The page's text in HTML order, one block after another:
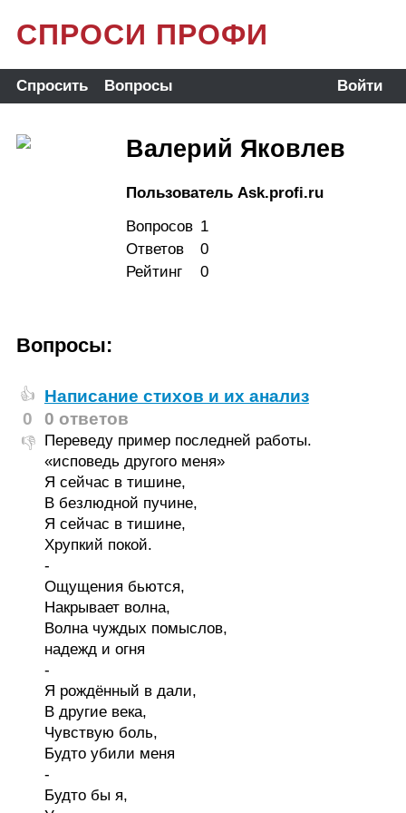
СПРОСИ ПРОФИ
Спросить Вопросы Войти
Валерий Яковлев
Пользователь Ask.profi.ru
Вопросов 1
Ответов
0
Рейтинг
0
Вопросы:
👍
0
👎
Написание стихов и их анализ
0 ответов
Переведу пример последней работы.
«исповедь другого меня»
Я сейчас в тишине,
В безлюдной пучине,
Я сейчас в тишине,
Хрупкий покой.
-
Ощущения бьются,
Накрывает волна,
Волна чуждых помыслов,
надежд и огня
-
Я рождённый в дали,
В другие века,
Чувствую боль,
Будто убили меня
-
Будто бы я,